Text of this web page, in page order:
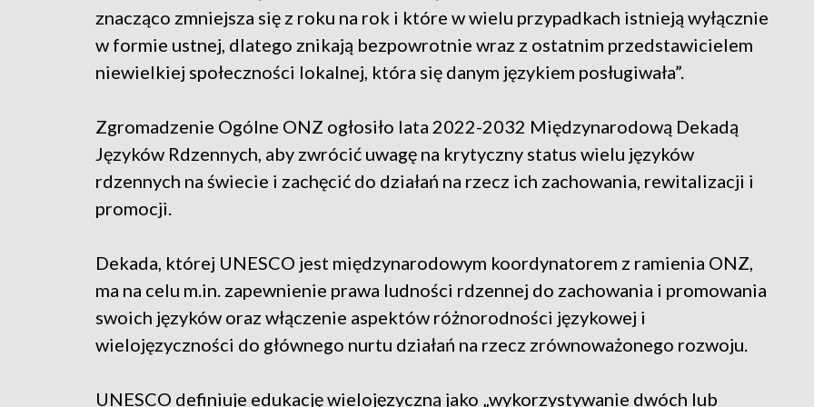
znacząco zmniejsza się z roku na rok i które w wielu przypadkach istnieją wyłącznie
w formie ustnej, dlatego znikają bezpowrotnie wraz z ostatnim przedstawicielem
niewielkiej społeczności lokalnej, która się danym językiem posługiwała”.
Zgromadzenie Ogólne ONZ ogłosiło lata 2022-2032 Międzynarodową Dekadą
Języków Rdzennych, aby zwrócić uwagę na krytyczny status wielu języków
rdzennych na świecie i zachęcić do działań na rzecz ich zachowania, rewitalizacji i
promocji.
Dekada, której UNESCO jest międzynarodowym koordynatorem z ramienia ONZ,
ma na celu m.in. zapewnienie prawa ludności rdzennej do zachowania i promowania
swoich języków oraz włączenie aspektów różnorodności językowej i
wielojęzyczności do głównego nurtu działań na rzecz zrównoważonego rozwoju.
UNESCO definiuje edukację wielojęzyczną jako „wykorzystywanie dwóch lub